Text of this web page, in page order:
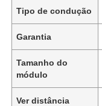
Tipo de condução
Garantia
Tamanho do
módulo
Ver distância